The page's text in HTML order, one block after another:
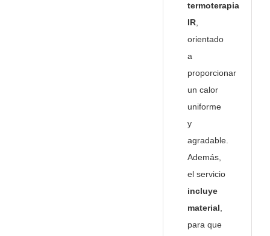
termoterapia
IR
orientado
a
proporcionar
un calor
uniforme
y
agradable.
Además,
el servicio
incluye
material
para que